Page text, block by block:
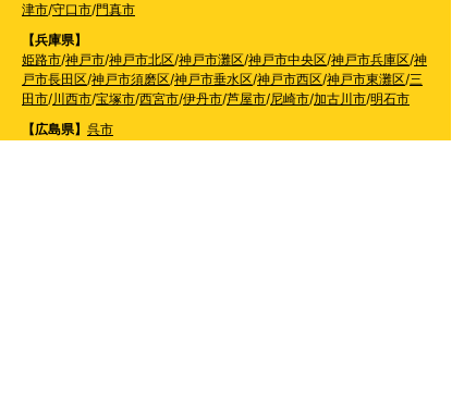
津市/守口市/門真市
【兵庫県】
姫路市/神戸市/神戸市北区/神戸市灘区/神戸市中央区/神戸市兵庫区/神
戸市長田区/神戸市須磨区/神戸市垂水区/神戸市西区/神戸市東灘区/三
田市/川西市/宝塚市/西宮市/伊丹市/芦屋市/尼崎市/加古川市/明石市
【広島県】 呉市